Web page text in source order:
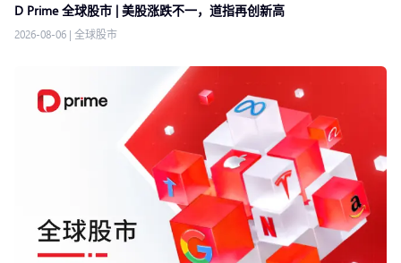
D Prime 全球股市 | 美股涨跌不一，道指再创新高
2026-08-06 | 全球股市